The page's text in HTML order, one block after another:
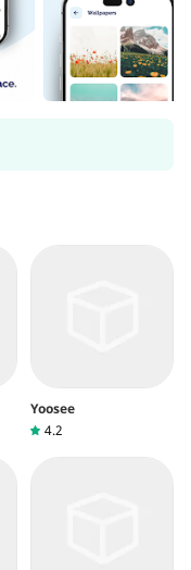
Yoosee
4.2